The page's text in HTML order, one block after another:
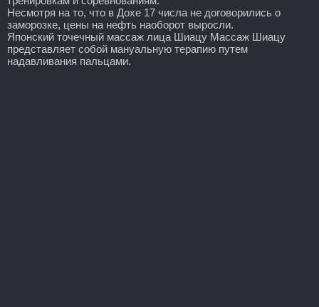
Несмотря на то, что в Дохе 17 числа не договорились о
заморозке, цены на нефть наоборот выросли.
Японский точечный массаж лица Шиацу Массаж Шиацу
представляет собой мануальную терапию путем
надавливания пальцами.